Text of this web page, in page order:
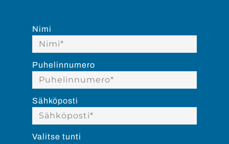
Nimi
Puhelinnumero
Sähköposti
Valitse tunti